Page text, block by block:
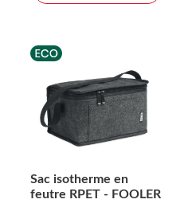
Sac isotherme en
feutre RPET - FOOLER